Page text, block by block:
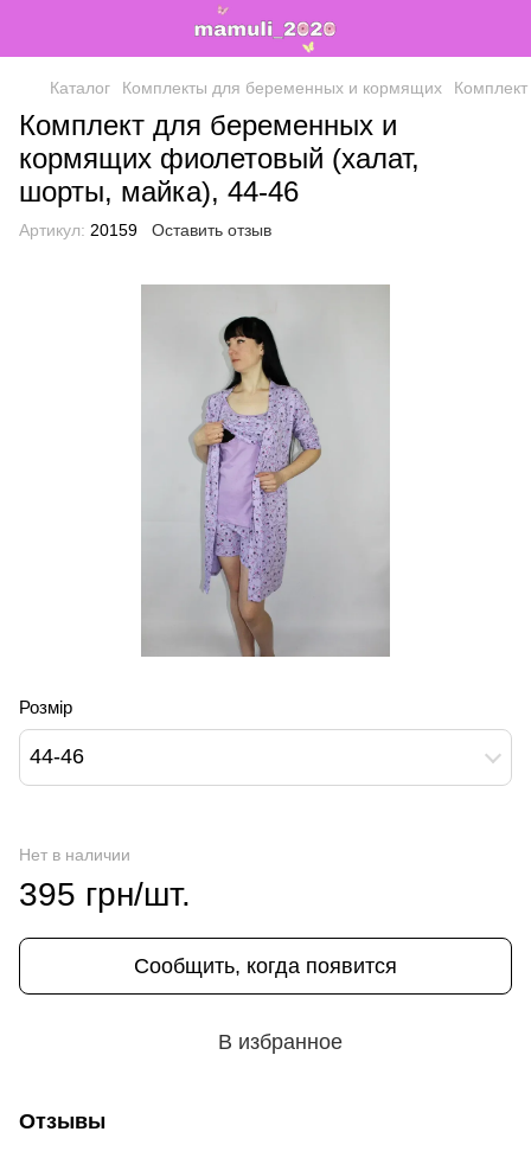
Каталог Комплекты для беременных и кормящих
Комплект для беременных и
кормящих фиолетовый (халат,
шорты, майка), 44-46
Артикул: 20159 Оставить отзыв
Розмір
44-46
Нет в наличии
395 грн/шт.
Сообщить, когда появится
В избранное
Отзывы